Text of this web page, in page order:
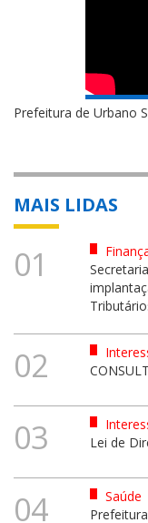
Prefeitura de Urbano
MAIS LIDAS
01
02
03
Lei de
04
Saúde